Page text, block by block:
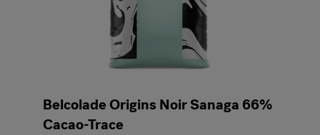
Belcolade Origins Noir Sanaga 66%
Cacao-Trace